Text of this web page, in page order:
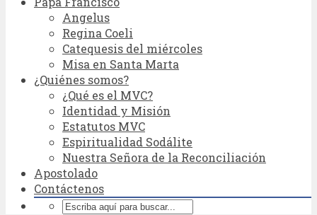
Angelus
Regina Coeli
Catequesis del miércoles
Misa en Santa Marta
¿Quiénes somos?
¿Qué es el MVC?
Identidad y Misión
Estatutos MVC
Espiritualidad Sodálite
Nuestra Señora de la Reconciliación
Apostolado
Contáctenos